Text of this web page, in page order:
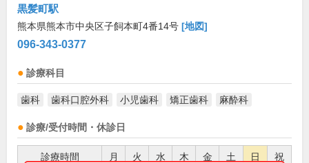
黒髪町駅
熊本県熊本市中央区子飼本町4番14号 [地図]
096-343-0377
診療科目
歯科 歯科口腔外科 小児歯科 矯正歯科 麻酔科
診療/受付時間・休診日
診療時間 月 火 水 木 金 土 日 祝